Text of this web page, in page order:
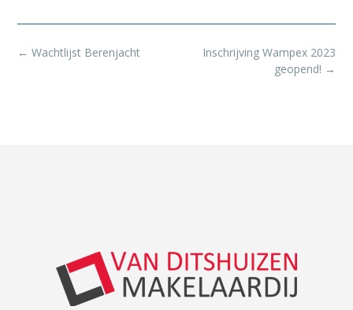
Bericht
Inschrijving Wampex 2023
geopend! →
← Wachtlijst Berenjacht